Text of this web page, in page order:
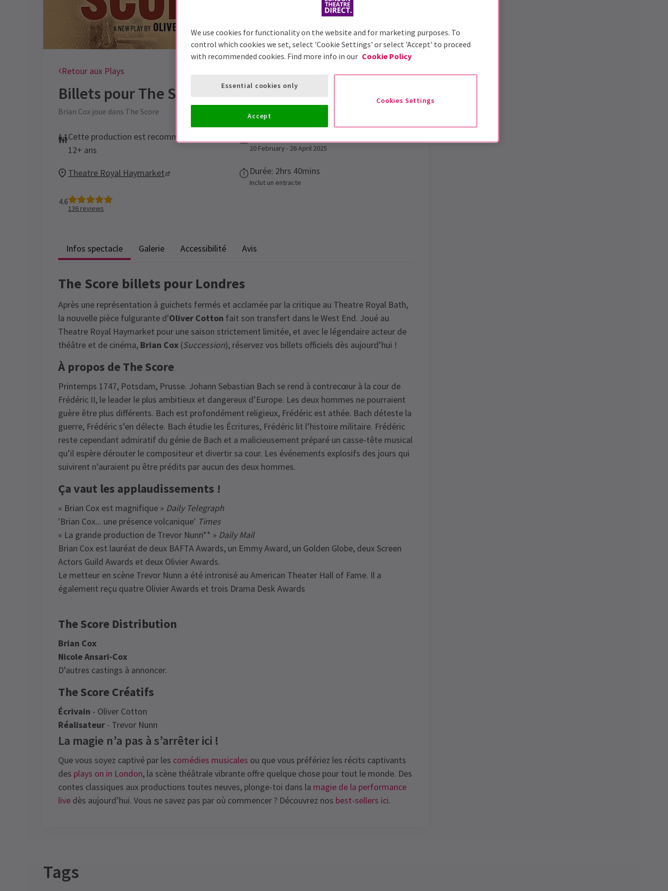
Retour aux Plays
Billets pourThe Score
Brian Cox joue dans The Score
Cette production est recommandée aux
12+ ans
20 February - 26 April 2025
Theatre Royal Haymarket Durée: 2hrs 40mins
Inclut un entracte
4.6
136 reviews
Infos spectacle Galerie Accessibilité Avis
The Score billets pour Londres
Après une représentation à guichets fermés et acclamée par la critique au Theatre Royal Bath,
la nouvelle pièce fulgurante d'Oliver Cotton fait son transfert dans le West End. Joué au
Theatre Royal Haymarket pour une saison strictement limitée, et avec le légendaire acteur de
théâtre et de cinéma, Brian Cox (Succession), réservez vos billets officiels dès aujourd’hui !
À propos de The Score
Printemps 1747, Potsdam, Prusse. Johann Sebastian Bach se rend à contrecœur à la cour de
Frédéric II, le leader le plus ambitieux et dangereux d’Europe. Les deux hommes ne pourraient
guère être plus différents. Bach est profondément religieux, Frédéric est athée. Bach déteste la
guerre, Frédéric s’en délecte. Bach étudie les Écritures, Frédéric lit l’histoire militaire. Frédéric
reste cependant admiratif du génie de Bach et a malicieusement préparé un casse-tête musical
qu’il espère dérouter le compositeur et divertir sa cour. Les événements explosifs des jours qui
suivirent n’auraient pu être prédits par aucun des deux hommes.
Ça vaut les applaudissements !
« Brian Cox est magnifique » Daily Telegraph
'Brian Cox... une présence volcanique' Times
« La grande production de Trevor Nunn** » Daily Mail
Brian Cox est lauréat de deux BAFTA Awards, un Emmy Award, un Golden Globe, deux Screen
Actors Guild Awards et deux Olivier Awards.
Le metteur en scène Trevor Nunn a été intronisé au American Theater Hall of Fame. Il a
également reçu quatre Olivier Awards et trois Drama Desk Awards
The Score Distribution
Brian Cox
Nicole Ansari-Cox
D’autres castings à annoncer.
The Score Créatifs
Écrivain - Oliver Cotton
Réalisateur - Trevor Nunn
La magie n’a pas à s’arrêter ici !
Que vous soyez captivé par les comédies musicales ou que vous préfériez les récits captivants
des plays on in London, la scène théâtrale vibrante offre quelque chose pour tout le monde. Des
contes classiques aux productions toutes neuves, plonge-toi dans la magie de la performance
live dès aujourd’hui. Vous ne savez pas par où commencer ? Découvrez nos best-sellers ici.
ali6p
Tags
We use cookies for functionality on the website and for marketing purposes. To
control which cookies we set, select 'Cookie Settings' or select 'Accept' to proceed
with recommended cookies. Find more info in our Cookie Policy
Cookies Settings
Essential cookies only
Accept